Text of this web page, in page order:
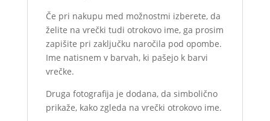
Če pri nakupu med možnostmi izberete, da
želite na vrečki tudi otrokovo ime, ga prosim
zapišite pri zaključku naročila pod opombe.
Ime natisnem v barvah, ki pašejo k barvi
vrečke.
Druga fotografija je dodana, da simbolično
prikaže, kako zgleda na vrečki otrokovo ime.